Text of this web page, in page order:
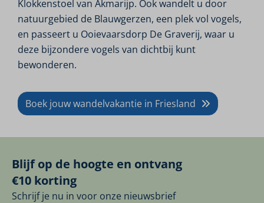
Klokkenstoel van Akmarijp. Ook wandelt u door
natuurgebied de Blauwgerzen, een plek vol vogels,
en passeert u Ooievaarsdorp De Graverij, waar u
deze bijzondere vogels van dichtbij kunt
bewonderen.
Boek jouw wandelvakantie in Friesland
Blijf op de hoogte en ontvang
€10 korting
Schrijf je nu in voor onze nieuwsbrief